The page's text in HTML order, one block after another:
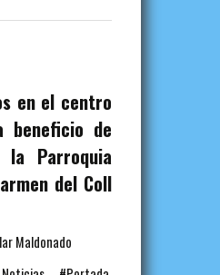
en el centro
beneficio de
la Parroquia
del Coll
Maldonado